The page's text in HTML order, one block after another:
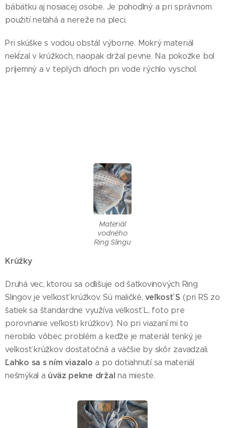
bábätku aj nosiacej osobe. Je pohodlný a pri správnom
použití neťahá a nereže na pleci.
Pri skúške s vodou obstál výborne. Mokrý materiál
nekĺzal v krúžkoch, naopak držal pevne. Na pokožke bol
príjemný a v teplých dňoch pri vode rýchlo vyschol.
Materiál
vodného
Ring Slingu
Krúžky
Druhá vec, ktorou sa odlišuje od šatkovinových Ring
Slingov je veľkosť krúžkov. Sú maličké,veľkosť S (pri RS zo
šatiek sa štandardne využíva veľkosť L, foto pre
porovnanie veľkosti krúžkov). No pri viazaní mi to
nerobilo vôbec problém a keďže je materiál tenký, je
veľkosť krúžkov dostatočná a väčšie by skôr zavadzali.
Ľahko sa s ním viazalo a po dotiahnutí sa materiál
nešmýkal a úväz pekne držal na mieste.